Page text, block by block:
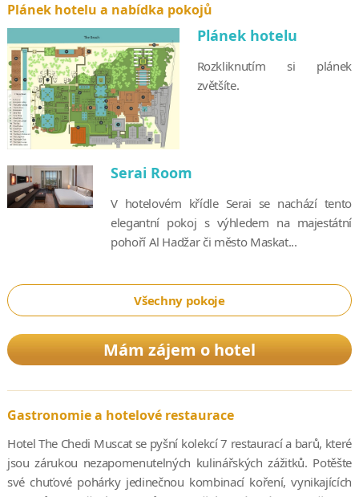
Plánek hotelu a nabídka pokojů
Plánek hotelu
Rozkliknutím si plánek
zvětšíte.
Serai Room
V hotelovém křídle Serai se nachází tento
elegantní pokoj s výhledem na majestátní
pohoří Al Hadžar či město Maskat...
Všechny pokoje
Mám zájem o hotel
Gastronomie a hotelové restaurace
Hotel The Chedi Muscat se pyšní kolekcí 7 restaurací a barů, které
jsou zárukou nezapomenutelných kulinářských zážitků. Potěšte
své chuťové pohárky jedinečnou kombinací koření, vynikajících